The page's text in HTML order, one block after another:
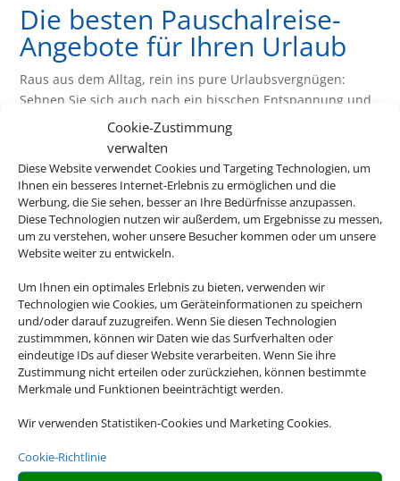
Cookie-Zustimmung
verwalten
Diese Website verwendet Cookies und Targeting Technologien, um
Ihnen ein besseres Internet-Erlebnis zu ermöglichen und die
Werbung, die Sie sehen, besser an Ihre Bedürfnisse anzupassen.
Diese Technologien nutzen wir außerdem, um Ergebnisse zu messen,
um zu verstehen, woher unsere Besucher kommen oder um unsere
Website weiter zu entwickeln.
Um Ihnen ein optimales Erlebnis zu bieten, verwenden wir
Technologien wie Cookies, um Geräteinformationen zu speichern
und/oder darauf zuzugreifen. Wenn Sie diesen Technologien
zustimmmen, können wir Daten wie das Surfverhalten oder
eindeutige IDs auf dieser Website verarbeiten. Wenn Sie ihre
Zustimmung nicht erteilen oder zurückziehen, können bestimmte
Merkmale und Funktionen beeinträchtigt werden.
Wir verwenden Statistiken-Cookies und Marketing Cookies.
Cookie-Richtlinie
Die besten Pauschalreise-
Angebote für Ihren Urlaub
Raus aus dem Alltag, rein ins pure Urlaubsvergnügen:
Sehnen Sie sich auch nach ein bisschen Entspannung und
Abwechslung? Wir bringen Sie an die schönsten
Urlaubsziele der Welt – und das zu einem attraktiven Preis.
Buchen Sie jetzt Ihre perfekte Reise!
Z
Sicherheit
Bei einer Pauschalreise sind Sie in sämtlichen Belangen
abgesichert, beispielsweise bei Flugverspätungen oder
Reisewarnungen – ein klarer Vorteil!
Z
Beruhigt verreisen